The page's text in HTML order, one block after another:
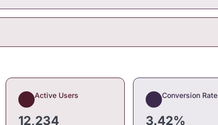
Active Users
12,234
Conversion Rate
3.42%